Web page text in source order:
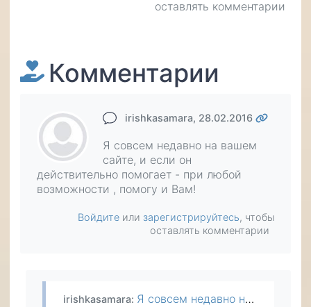
оставлять комментарии
Комментарии
irishkasamara, 28.02.2016
Я совсем недавно на вашем
сайте, и если он
действительно помогает - при любой
возможности , помогу и Вам!
Войдите или зарегистрируйтесь, чтобы
оставлять комментарии
irishkasamara: Я совсем недавно на вашем сайте, и если он действительно помогает - при любой возможности , помогу и Вам!